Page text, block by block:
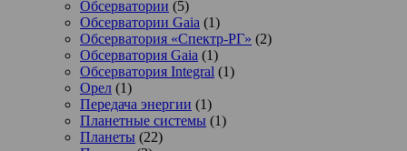
Обсерватории (5)
Обсерватории Gaia (1)
Обсерватория «Спектр-РГ» (2)
Обсерватория Gaia (1)
Обсерватория Integral (1)
Орел (1)
Передача энергии (1)
Планетные системы (1)
Планеты (22)